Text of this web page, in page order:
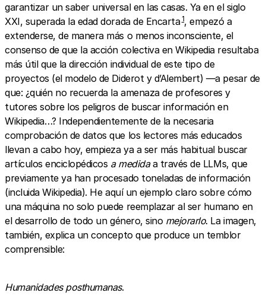
garantizar un saber universal en las casas. Ya en el siglo
XXI, superada la edad dorada de Encarta 1, empezó a
extenderse, de manera más o menos inconsciente, el
consenso de que la acción colectiva en Wikipedia resultaba
más útil que la dirección individual de este tipo de
proyectos (el modelo de Diderot y d’Alembert) —a pesar de
que: ¿quién no recuerda la amenaza de profesores y
tutores sobre los peligros de buscar información en
Wikipedia…? Independientemente de la necesaria
comprobación de datos que los lectores más educados
llevan a cabo hoy, empieza ya a ser más habitual buscar
artículos enciclopédicos a medidaa través de LLMs, que
previamente ya han procesado toneladas de información
(incluida Wikipedia). He aquí un ejemplo claro sobre cómo
una máquina no solo puede reemplazar al ser humano en
el desarrollo de todo un género, sino mejorarlo. La imagen,
también, explica un concepto que produce un temblor
comprensible:
Humanidades posthumanas.